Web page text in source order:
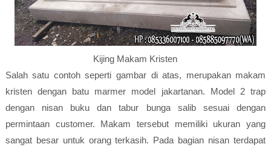
Kijing Makam Kristen
Salah satu contoh seperti gambar di atas, merupakan makam
kristen dengan batu marmer model jakartanan. Model 2 trap
dengan nisan buku dan tabur bunga salib sesuai dengan
permintaan customer. Makam tersebut memiliki ukuran yang
sangat besar untuk orang terkasih. Pada bagian nisan terdapat